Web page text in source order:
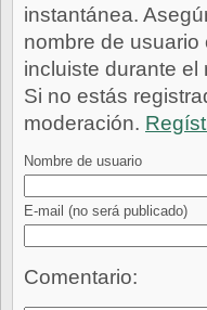
instantánea.
nombre de
incluiste durante el
Si no estás
moderación.
Nombre de usuario
E-mail (no será publicado)
Comentario: